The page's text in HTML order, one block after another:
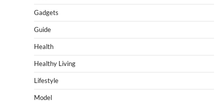
Gadgets
Guide
Health
Healthy Living
Lifestyle
Model